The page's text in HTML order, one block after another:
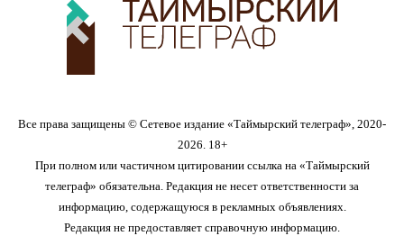
Все права защищены © Сетевое издание «Таймырский телеграф», 2020-
2026. 18+
При полном или частичном цитировании ссылка на «Таймырский
телеграф» обязательна. Редакция не несет ответственности за
информацию, содержащуюся в рекламных объявлениях.
Редакция не предоставляет справочную информацию.